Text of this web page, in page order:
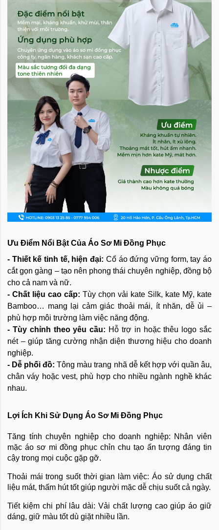
Ưu Điểm Nổi Bật Của Áo Sơ Mi Đồng Phục
- Thiết kế tinh tế, hiện đại: Cổ áo đứng vững form, tay áo
cắt gọn gàng – tạo nên phong thái chuyên nghiệp, đồng bộ
cho cả nam và nữ.
- Chất liệu cao cấp: Tùy chọn vải kate Silk, kate Mỹ, kate
Bamboo… mang lại cảm giác thoải mái, ít nhăn, dễ ủi –
phù hợp môi trường làm việc năng động.
- Tùy chỉnh theo yêu cầu: Hỗ trợ in hoặc thêu logo sắc
nét – giúp tăng cường nhận diện thương hiệu cho doanh
nghiệp.
- Dễ phối đồ: Tông màu trang nhã dễ kết hợp với quần âu,
chân váy hoặc vest, phù hợp cho nhiều ngành nghề khác
nhau.
Lợi Ích Khi Sử Dụng Áo Sơ Mi Đồng Phục
Tăng tính chuyên nghiệp cho doanh nghiệp: Nhân viên
mặc áo sơ mi đồng phục chỉn chu tạo ấn tượng đáng tin
cậy trong mọi cuộc gặp gỡ.
Thoải mái trong suốt thời gian làm việc: Áo sử dụng chất
liệu mát, thấm hút tốt giúp người mặc dễ chịu suốt cả ngày.
Tiết kiệm chi phí lâu dài: Vải chất lượng cao giúp áo giữ
dáng, giữ màu tốt dù giặt nhiều lần.